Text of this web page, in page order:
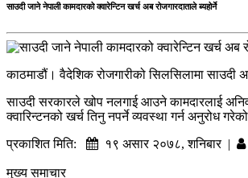
साउदी जाने नेपाली कामदारको क्वारेन्टिन खर्च अब रोजगारदाताले ब्यहोर्ने
काठमाडौं। वैदेशिक रोजगारीको सिलसिलामा साउदी
साउदी सरकारले खोप नलगाई आउने कामदारलाई
क्वारिन्टनको खर्च तिनु नपर्ने व्यवस्था गर्न अनुरोध
प्रकाशित मिति:
१९ असार २०७८, शनिबार |
मुख्य समाचार